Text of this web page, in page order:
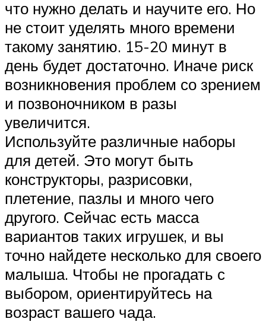
что нужно делать и научите его. Но
не стоит уделять много времени
такому занятию. 15-20 минут в
день будет достаточно. Иначе риск
возникновения проблем со зрением
и позвоночником в разы
увеличится.
Используйте различные наборы
для детей. Это могут быть
конструкторы, разрисовки,
плетение, пазлы и много чего
другого. Сейчас есть масса
вариантов таких игрушек, и вы
точно найдете несколько для своего
малыша. Чтобы не прогадать с
выбором, ориентируйтесь на
возраст вашего чада.